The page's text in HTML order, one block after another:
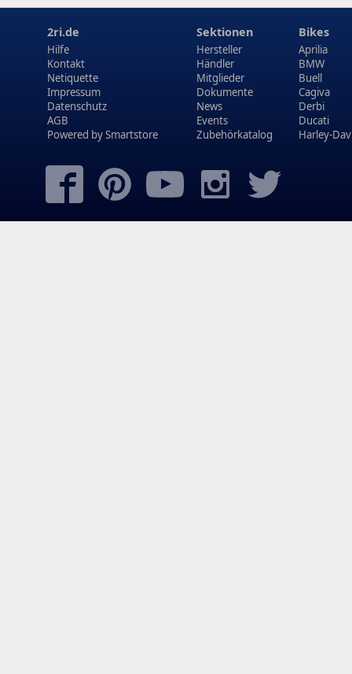
2ri.de
Hilfe
Kontakt
Netiquette
Impressum
Datenschutz
AGB
Powered bySmartstore
Sektionen
Hersteller
Händler
Mitglieder
Dokumente
News
Events
Zubehörkatalog
Bikes
Aprilia
BMW
Buell
Cagiva
Derbi
Ducati
Harley-